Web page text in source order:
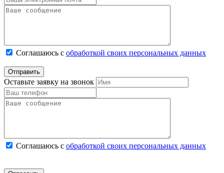
Соглашаюсь с обработкой своих персональных данных
Оставьте заявку на звонок
Соглашаюсь с обработкой своих персональных данных